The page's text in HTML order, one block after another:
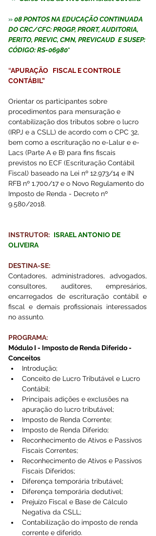
» 08 PONTOS NA EDUCAÇÃO CONTINUADA
DO CRC/CFC: PROGP, PRORT, AUDITORIA,
PERITO, PREVIC, CMN, PREVICAUD  E SUSEP:
CÓDIGO: RS-06980*
“APURAÇÃO   FISCAL E CONTROLE
CONTÁBIL”
Orientar os participantes sobre
procedimentos para mensuração e
contabilização dos tributos sobre o lucro
(IRPJ e a CSLL) de acordo com o CPC 32,
bem como a escrituração no e-Lalur e e-
Lacs (Parte A e B) para fins fiscais
previstos no ECF (Escrituração Contábil
Fiscal) baseado na Lei nº 12.973/14 e IN
RFB nº 1.700/17 e o Novo Regulamento do
Imposto de Renda - Decreto nº
9.580/2018.
INSTRUTOR: ISRAEL ANTONIO DE
OLIVEIRA
DESTINA-SE:
Contadores, administradores, advogados,
consultores, auditores, empresários,
encarregados de escrituração contábil e
fiscal e demais profissionais interessados
no assunto.
PROGRAMA:
Módulo I - Imposto de Renda Diferido -
Conceitos
Introdução;
Conceito de Lucro Tributável e Lucro
Contábil;
Principais adições e exclusões na
apuração do lucro tributável;
Imposto de Renda Corrente;
Imposto de Renda Diferido;
Reconhecimento de Ativos e Passivos
Fiscais Correntes;
Reconhecimento de Ativos e Passivos
Fiscais Diferidos;
Diferença temporária tributável;
Diferença temporária dedutível;
Prejuízo Fiscal e Base de Cálculo
Negativa da CSLL;
Contabilização do imposto de renda
corrente e diferido.